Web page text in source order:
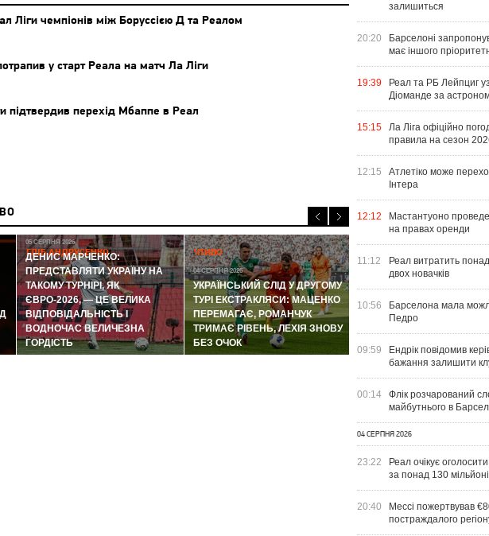
Ліги чемпіонів між Боруссією Д та Реалом
у старт Реала на матч Ла Ліги
підтвердив перехід Мбаппе в Реал
ГЛІБ АНДРУСЕНКО
05 СЕРПНЯ 2026
ДЕНИС МАРЧЕНКО:
ПРЕДСТАВЛЯТИ УКРАЇНУ НА
ТАКОМУ ТУРНІРІ, ЯК
ЄВРО-2026, — ЦЕ ВЕЛИКА
ВІДПОВІДАЛЬНІСТЬ І
ВОДНОЧАС ВЕЛИЧЕЗНА
ГОРДІСТЬ
ЧТИВО
04 СЕРПНЯ 2026
УКРАЇНСЬКИЙ СЛІД У ДРУГОМУ
ТУРІ ЕКСТРАКЛЯСИ: МАЦЕНКО
ПЕРЕМАГАЄ, РОМАНЧУК
ТРИМАЄ РІВЕНЬ, ЛЕХІЯ ЗНОВУ
БЕЗ ОЧОК
31 ЛИПНЯ 2026
залишиться
20:20
Барселоні
має іншого
19:39
Реал та РБ Лейпциг
Діоманде за
15:15
Ла Ліга офіційно
правила на сезон
12:15
Атлетіко може
Інтера
12:12
Мастантуоно
на правах оренди
11:12
Реал витратить
двох новачків
10:56
Барселона мала
Педро
09:59
Ендрік повідомив
бажання залишити
00:14
Флік розчарований
майбутнього в
04 СЕРПНЯ 2026
23:22
Реал очікує
за понад 130
20:40
Мессі пожертвував
постраждалого